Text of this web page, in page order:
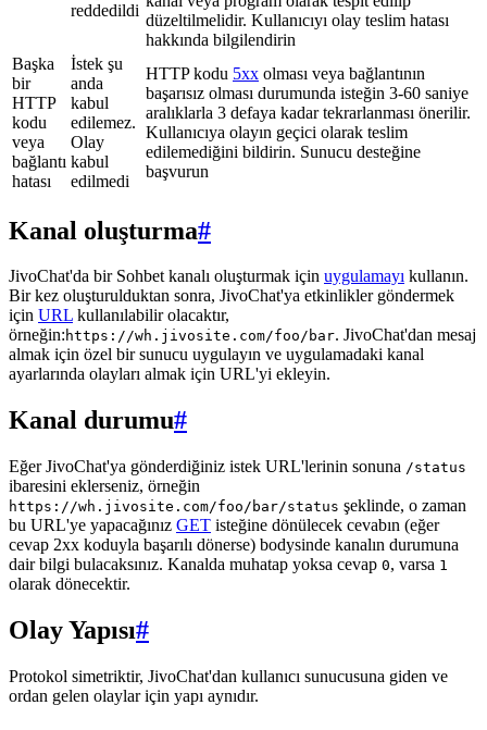
reddedildi
düzeltilmelidir. Kullanıcıyı olay teslim hatası
hakkında bilgilendirin
Başka
bir
HTTP
kodu
veya
bağlantı
hatası
İstek şu
anda
kabul
edilemez.
Olay
kabul
edilmedi
HTTP kodu 5xx olması veya bağlantının
başarısız olması durumunda isteğin 3-60 saniye
aralıklarla 3 defaya kadar tekrarlanması önerilir.
Kullanıcıya olayın geçici olarak teslim
edilemediğini bildirin. Sunucu desteğine
başvurun
Kanal oluşturma#
JivoChat'da bir Sohbet kanalı oluşturmak için uygulamayı kullanın.
Bir kez oluşturulduktan sonra, JivoChat'ya etkinlikler göndermek
için URL kullanılabilir olacaktır,
örneğin: https://wh.jivosite.com/foo/bar. JivoChat'dan mesaj
almak için özel bir sunucu uygulayın ve uygulamadaki kanal
ayarlarında olayları almak için URL'yi ekleyin.
Kanal durumu#
Eğer JivoChat'ya gönderdiğiniz istek URL'lerinin sonuna /status
ibaresini eklerseniz, örneğin
https://wh.jivosite.com/foo/bar/status şeklinde, o zaman
bu URL'ye yapacağınız GET isteğine dönülecek cevabın (eğer
cevap 2xx koduyla başarılı dönerse) bodysinde kanalın durumuna
dair bilgi bulacaksınız. Kanalda muhatap yoksa cevap 0, varsa 1
olarak dönecektir.
Olay Yapısı#
Protokol simetriktir, JivoChat'dan kullanıcı sunucusuna giden ve
ordan gelen olaylar için yapı aynıdır.